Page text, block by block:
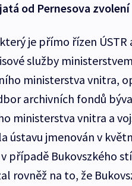
od Pernesova zvolení
je přímo řízen
služby
ministerstva vnitra,
archivních fondů
ministerstva vnitra a
ústavu jmenován v
případě Bukovszkého
rovněž na to, že